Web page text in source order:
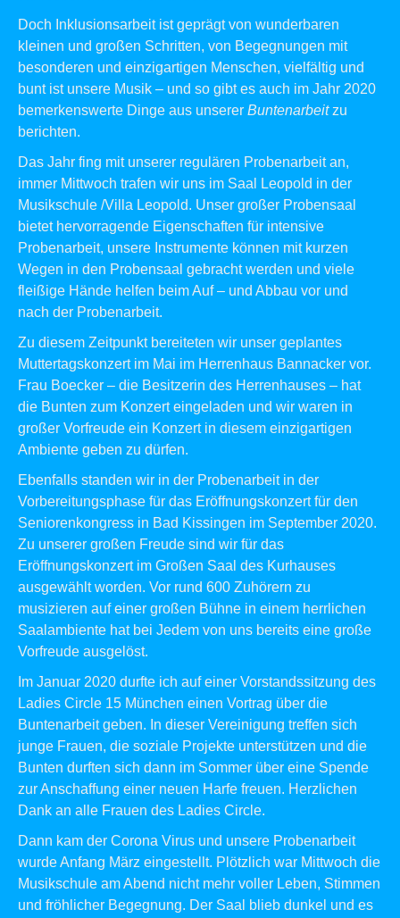
Doch Inklusionsarbeit ist geprägt von wunderbaren
kleinen und großen Schritten, von Begegnungen mit
besonderen und einzigartigen Menschen, vielfältig und
bunt ist unsere Musik – und so gibt es auch im Jahr 2020
bemerkenswerte Dinge aus unserer Buntenarbeitzu
berichten.
Das Jahr fing mit unserer regulären Probenarbeit an,
immer Mittwoch trafen wir uns im Saal Leopold in der
Musikschule /Villa Leopold. Unser großer Probensaal
bietet hervorragende Eigenschaften für intensive
Probenarbeit, unsere Instrumente können mit kurzen
Wegen in den Probensaal gebracht werden und viele
fleißige Hände helfen beim Auf – und Abbau vor und
nach der Probenarbeit.
Zu diesem Zeitpunkt bereiteten wir unser geplantes
Muttertagskonzert im Mai im Herrenhaus Bannacker vor.
Frau Boecker – die Besitzerin des Herrenhauses – hat
die Bunten zum Konzert eingeladen und wir waren in
großer Vorfreude ein Konzert in diesem einzigartigen
Ambiente geben zu dürfen.
Ebenfalls standen wir in der Probenarbeit in der
Vorbereitungsphase für das Eröffnungskonzert für den
Seniorenkongress in Bad Kissingen im September 2020.
Zu unserer großen Freude sind wir für das
Eröffnungskonzert im Großen Saal des Kurhauses
ausgewählt worden. Vor rund 600 Zuhörern zu
musizieren auf einer großen Bühne in einem herrlichen
Saalambiente hat bei Jedem von uns bereits eine große
Vorfreude ausgelöst.
Im Januar 2020 durfte ich auf einer Vorstandssitzung des
Ladies Circle 15 München einen Vortrag über die
Buntenarbeit geben. In dieser Vereinigung treffen sich
junge Frauen, die soziale Projekte unterstützen und die
Bunten durften sich dann im Sommer über eine Spende
zur Anschaffung einer neuen Harfe freuen. Herzlichen
Dank an alle Frauen des Ladies Circle.
Dann kam der Corona Virus und unsere Probenarbeit
wurde Anfang März eingestellt. Plötzlich war Mittwoch die
Musikschule am Abend nicht mehr voller Leben, Stimmen
und fröhlicher Begegnung. Der Saal blieb dunkel und es